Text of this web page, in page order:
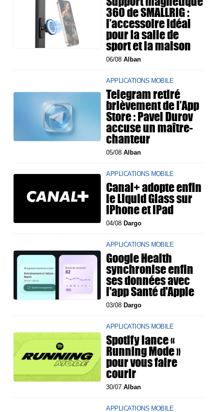
360 de SMALLRIG :
l’accessoire idéal
pour la salle de
sport et la maison
06/08Alban
APPLICATIONS MOBILE
Telegram retiré
brièvement de l’App
Store : Pavel Durov
accuse un maître-
chanteur
05/08Alban
APPLICATIONS MOBILE
Canal+ adopte enfin
le Liquid Glass sur
iPhone et iPad
04/08 Dargo
APPLICATIONS MOBILE
Google Health
synchronise enfin
ses données avec
l'app Santé d'Apple
03/08 Dargo
APPLICATIONS MOBILE
Spotify lance «
Running Mode »
pour vous faire
courir
30/07Alban
APPLICATIONS MOBILE